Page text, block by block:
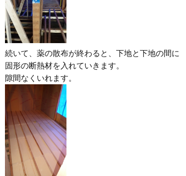
続いて、薬の散布が終わると、下地と下地の間に
固形の断熱材を入れていきます。
隙間なくいれます。